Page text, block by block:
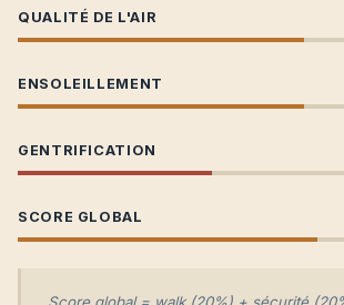
QUALITÉ DE L'AIR
ENSOLEILLEMENT
GENTRIFICATION
SCORE GLOBAL